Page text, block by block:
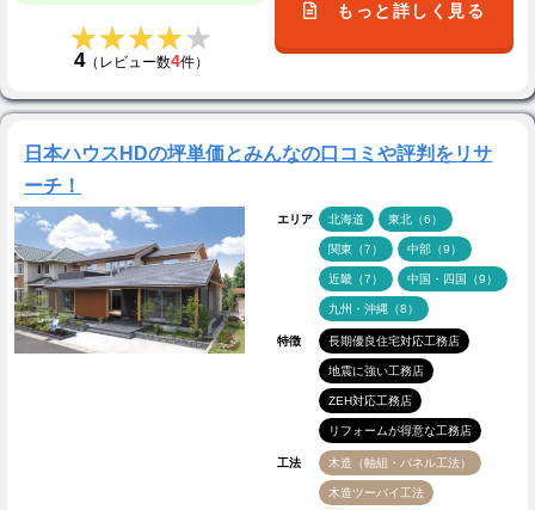
★★★★★
★★★★★
4（レビュー数4件）
もっと詳しく見る
日本ハウスHDの坪単価とみんなの口コミや評判をリサ
ーチ！
エリア 北海道 東北（6）
関東（7） 中部（9）
近畿（7） 中国・四国（9）
九州・沖縄（8）
特徴 長期優良住宅対応工務店
地震に強い工務店
ZEH対応工務店
リフォームが得意な工務店
工法 木造（軸組・パネル工法）
木造ツーバイ工法